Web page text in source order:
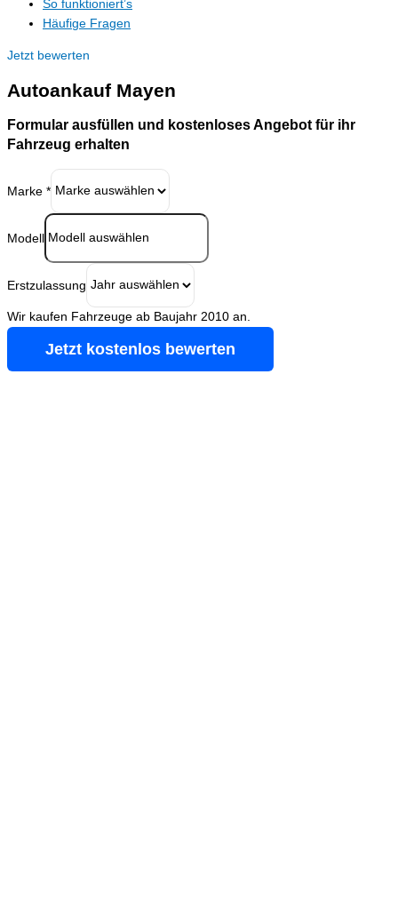
So funktioniert’s
Häufige Fragen
Jetzt bewerten
Autoankauf Mayen
Formular ausfüllen und kostenloses Angebot für ihr
Fahrzeug erhalten
Marke *
Modell
Erstzulassung
Wir kaufen Fahrzeuge ab Baujahr 2010 an.
Jetzt kostenlos bewerten